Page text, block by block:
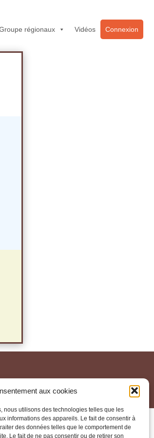
aux cookies
nous utilisons des technologies telles que les
informations des appareils. Le fait de consentir à
des données telles que le comportement de
Le fait de ne pas consentir ou de retirer son
régionaux Vidéos Connexion